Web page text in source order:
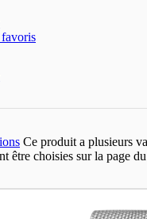
Ce produit a plusieurs
être choisies sur la page